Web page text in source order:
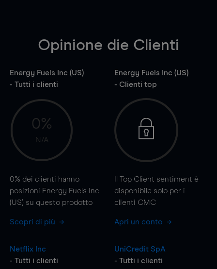
Opinione die Clienti
Energy Fuels Inc (US)
- Tutti i clienti
0%
N/A
0% dei clienti hanno
posizioni Energy Fuels Inc
(US) su questo prodotto
Scopri di più
Energy Fuels Inc (US)
- Clienti top
Il Top Client sentiment è
disponibile solo per i
clienti CMC
Apri un conto
Netflix Inc
- Tutti i clienti
UniCredit SpA
- Tutti i clienti